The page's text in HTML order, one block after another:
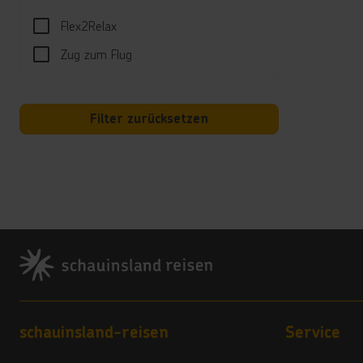
Flex2Relax
Zug zum Flug
Filter zurücksetzen
Footer
Footer navigation
schauinsland-reisen Service